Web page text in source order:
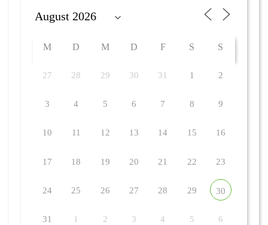
M D M D F S S
27 28 29 30 31 1 2
3 4 5 6 7 8 9
10 11 12 13 14 15 16
17 18 19 20 21 22 23
24 25 26 27 28 29 30
31 1 2 3 4 5 6